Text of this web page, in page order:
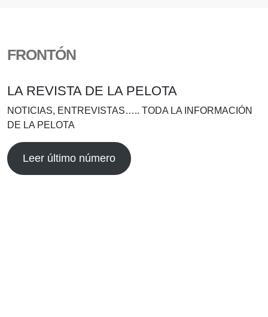
FRONTÓN
LA REVISTA DE LA PELOTA
NOTICIAS, ENTREVISTAS….. TODA LA INFORMACIÓN
DE LA PELOTA
Leer último número